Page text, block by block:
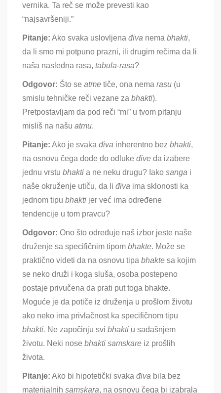
vernika. Ta reč se može prevesti kao
“najsavršeniji.”
Pitanje: Ako svaka uslovljena điva nema bhakti,
da li smo mi potpuno prazni, ili drugim rečima da li
naša nasledna rasa, tabula-rasa?
Odgovor: Što se atme tiče, ona nema rasu (u
smislu tehničke reči vezane za bhakti).
Pretpostavljam da pod reči “mi” u tvom pitanju
misliš na našu atmu.
Pitanje: Ako je svaka điva inherentno bez bhakti,
na osnovu čega dođe do odluke đive da izabere
jednu vrstu bhakti a ne neku drugu? Iako sanga i
naše okruženje utiču, da li điva ima sklonosti ka
jednom tipu bhakti jer već ima određene
tendencije u tom pravcu?
Odgovor: Ono što određuje naš izbor jeste naše
druženje sa specifičnim tipom bhakte. Može se
praktično videti da na osnovu tipa bhakte sa kojim
se neko druži i koga sluša, osoba postepeno
postaje privučena da prati put toga bhakte.
Moguće je da potiče iz druženja u prošlom životu
ako neko ima privlačnost ka specifičnom tipu
bhakti. Ne započinju svi bhakti u sadašnjem
životu. Neki nose bhakti samskare iz prošlih
života.
Pitanje: Ako bi hipotetički svaka điva bila bez
materijalnih samskara, na osnovu čega bi izabrala